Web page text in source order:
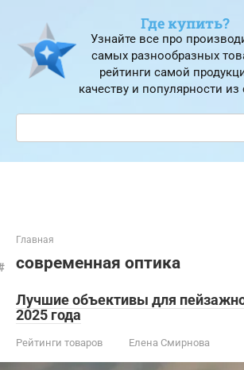
контенту
Где купить?
Узнайте все про
самых разнообразных
рейтинги самой
качеству и популярности
Поиск:
Главная
современная оптика
Лучшие объективы для
2025 года
Рейтинги товаров Елена Смирнова